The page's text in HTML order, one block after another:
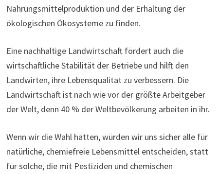
Nahrungsmittelproduktion und der Erhaltung der
ökologischen Ökosysteme zu finden.
Eine nachhaltige Landwirtschaft fördert auch die
wirtschaftliche Stabilität der Betriebe und hilft den
Landwirten, ihre Lebensqualität zu verbessern. Die
Landwirtschaft ist nach wie vor der größte Arbeitgeber
der Welt, denn 40 % der Weltbevölkerung arbeiten in ihr.
Wenn wir die Wahl hätten, würden wir uns sicher alle für
natürliche, chemiefreie Lebensmittel entscheiden, statt
für solche, die mit Pestiziden und chemischen